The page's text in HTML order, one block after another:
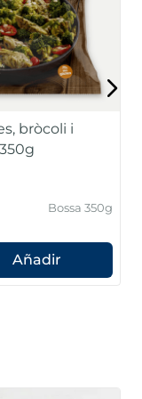
bròcoli i
Bossa 350g
Añadir